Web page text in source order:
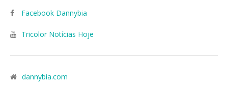
Facebook Dannybia
Tricolor Notícias Hoje
dannybia.com